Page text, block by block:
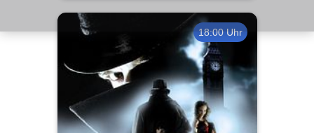
18:00 Uhr